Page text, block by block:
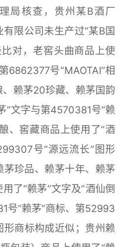
局核查，贵州某B酒厂
有限公司未生产过“某B国
对，老窖头曲商品上使
6862377号“MAOTAI”相
、赖茅20珍藏、赖茅国韵
”文字与第4570381号“赖
、窖藏商品上使用了“酒
号“源远流长”图形
茅珍品、赖茅十年、赖茅
了“赖茅”文字及“酒仙倒
号“赖茅”商标、第52993
形商标构成近似；贵州赖